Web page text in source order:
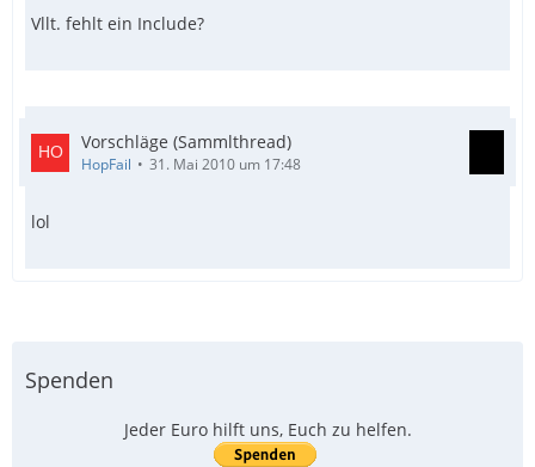
Vllt. fehlt ein Include?
Vorschläge (Sammlthread)
HopFail 31. Mai 2010 um 17:48
lol
Spenden
Jeder Euro hilft uns, Euch zu helfen.